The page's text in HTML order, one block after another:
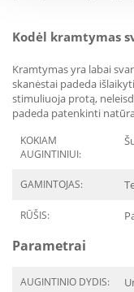
Kodėl kramtymas
Kramtymas yra labai
skanėstai padeda
stimuliuoja protą,
padeda patenkinti
KOKIAM
AUGINTINIUI:
GAMINTOJAS:
RŪŠIS:
Parametrai
AUGINTINIO DYDIS: